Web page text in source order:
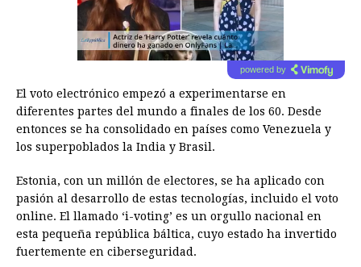
powered by
El voto electrónico empezó a experimentarse en
diferentes partes del mundo a finales de los 60. Desde
entonces se ha consolidado en países como Venezuela y
los superpoblados la India y Brasil.
Estonia, con un millón de electores, se ha aplicado con
pasión al desarrollo de estas tecnologías, incluido el voto
online. El llamado ‘i-voting’ es un orgullo nacional en
esta pequeña república báltica, cuyo estado ha invertido
fuertemente en ciberseguridad.